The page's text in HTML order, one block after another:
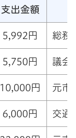
支出金額
5,992円 総務
5,750円 議会
10,000円 元市
6,000円 交通